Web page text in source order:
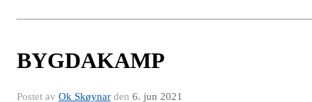
BYGDAKAMP
Postet av Ok Skøynar den 6. jun 2021